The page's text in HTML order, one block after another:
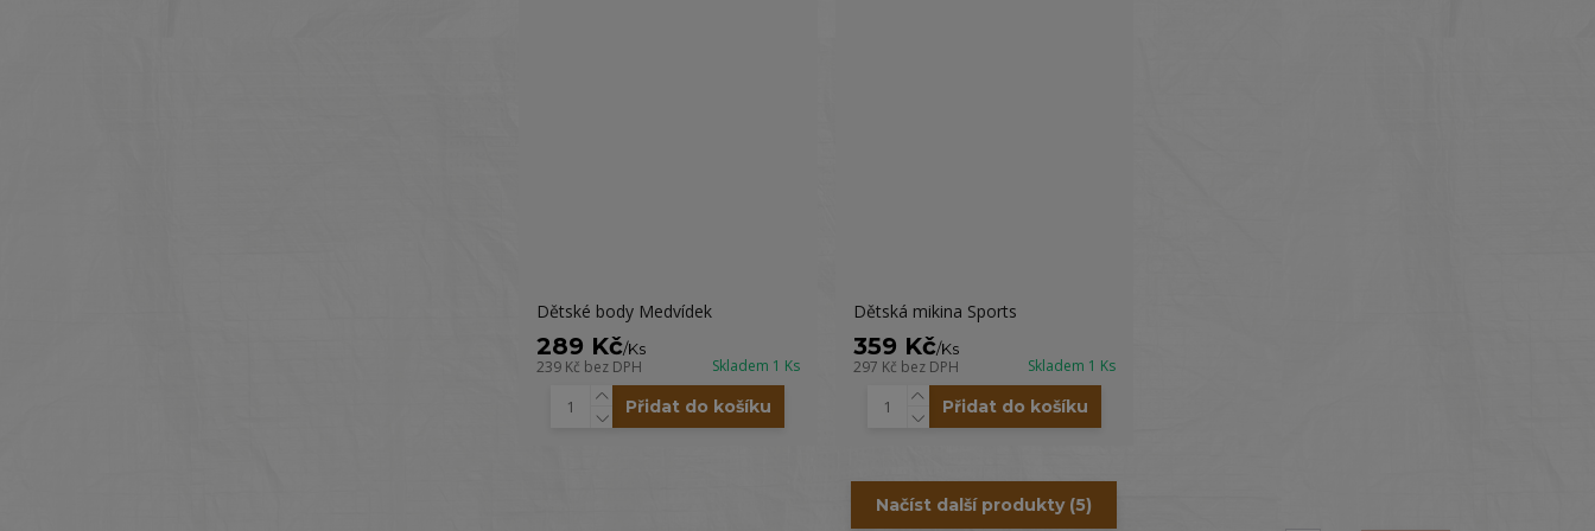
Dětské body Medvídek
289 Kč/Ks
239 Kč bez DPH Skladem 1 Ks
Přidat do košíku
Dětská mikina Sports
359 Kč/Ks
297 Kč bez DPH Skladem 1 Ks
Přidat do košíku
Načíst další produkty (5)